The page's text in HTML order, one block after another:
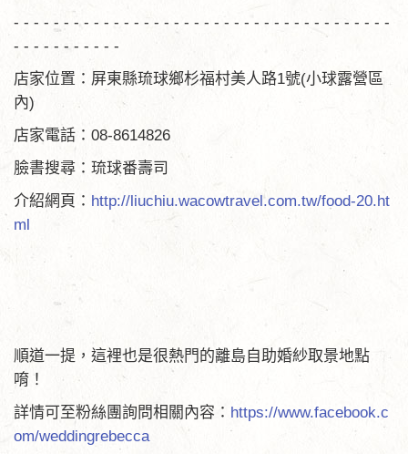
- - - - - - - - - - - - - - - - - - - - - - - - - - - - - - - - - - - - - -
- - - - - - - - - - -
店家位置：屏東縣琉球鄉杉福村美人路1號(小球露營區
內)
店家電話：08-8614826
臉書搜尋：琉球番壽司
介紹網頁： http://liuchiu.wacowtravel.com.tw/food-20.ht
ml
順道一提，這裡也是很熱門的離島自助婚紗取景地點
唷！
詳情可至粉絲團詢問相關內容： https://www.facebook.c
om/weddingrebecca